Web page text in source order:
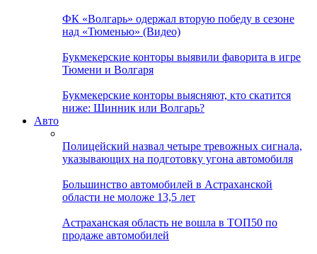
ФК «Волгарь» одержал вторую победу в сезоне
над «Тюменью» (Видео)
Букмекерские конторы выявили фаворита в игре
Тюмени и Волгаря
Букмекерские конторы выясняют, кто скатится
ниже: Шинник или Волгарь?
Авто
Полицейский назвал четыре тревожных сигнала,
указывающих на подготовку угона автомобиля
Большинство автомобилей в Астраханской
области не моложе 13,5 лет
Астраханская область не вошла в ТОП50 по
продаже автомобилей